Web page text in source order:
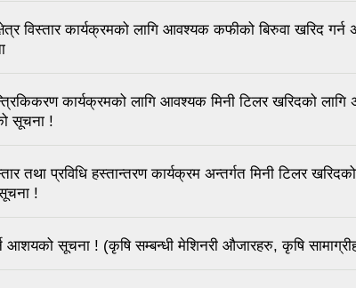
विस्तार कार्यक्रमको लागि आवश्यक कफीको बिरुवा खरिद गर्न
कार्यक्रमको लागि आवश्यक मिनी टिलर खरिदको लागि
सूचना !
तथा प्रविधि हस्तान्तरण कार्यक्रम अन्तर्गत मिनी टिलर
!
आशयको सूचना ! (कृषि सम्बन्धी मेशिनरी औजारहरु, कृषि